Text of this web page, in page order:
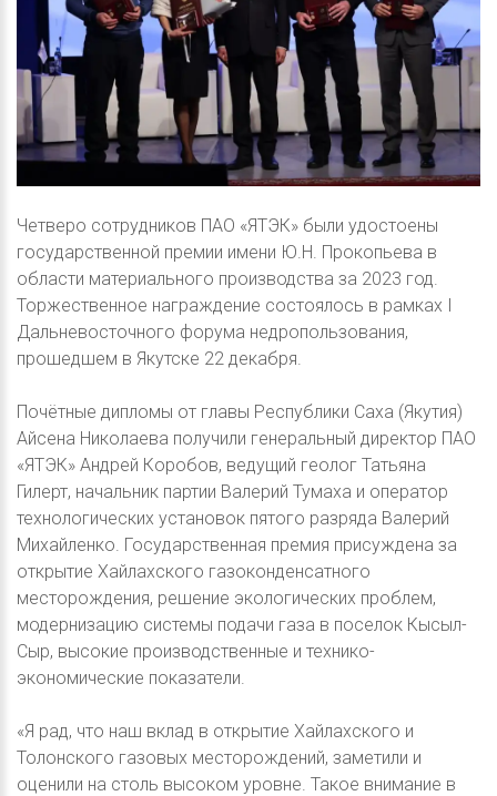
Четверо сотрудников ПАО «ЯТЭК» были удостоены
государственной премии имени Ю.Н. Прокопьева в
области материального производства за 2023 год.
Торжественное награждение состоялось в рамках I
Дальневосточного форума недропользования,
прошедшем в Якутске 22 декабря.
Почётные дипломы от главы Республики Саха (Якутия)
Айсена Николаева получили генеральный директор ПАО
«ЯТЭК» Андрей Коробов, ведущий геолог Татьяна
Гилерт, начальник партии Валерий Тумаха и оператор
технологических установок пятого разряда Валерий
Михайленко. Государственная премия присуждена за
открытие Хайлахского газоконденсатного
месторождения, решение экологических проблем,
модернизацию системы подачи газа в поселок Кысыл-
Сыр, высокие производственные и технико-
экономические показатели.
«Я рад, что наш вклад в открытие Хайлахского и
Толонского газовых месторождений, заметили и
оценили на столь высоком уровне. Такое внимание в